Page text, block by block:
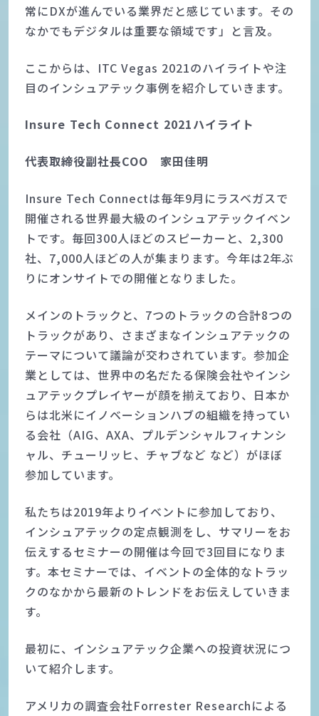
常にDXが進んでいる業界だと感じています。その
なかでもデジタルは重要な領域です」と言及。
ここからは、ITC Vegas 2021のハイライトや注
目のインシュアテック事例を紹介していきます。
Insure Tech Connect 2021ハイライト
代表取締役副社長COO 家田佳明
Insure Tech Connectは毎年9月にラスベガスで
開催される世界最大級のインシュアテックイベン
トです。毎回300人ほどのスピーカーと、2,300
社、7,000人ほどの人が集まります。今年は2年ぶ
りにオンサイトでの開催となりました。
メインのトラックと、7つのトラックの合計8つの
トラックがあり、さまざまなインシュアテックの
テーマについて議論が交わされています。参加企
業としては、世界中の名だたる保険会社やインシ
ュアテックプレイヤーが顔を揃えており、日本か
らは北米にイノベーションハブの組織を持ってい
る会社（AIG、AXA、プルデンシャルフィナンシ
ャル、チューリッヒ、チャブなど など）がほぼ
参加しています。
私たちは2019年よりイベントに参加しており、
インシュアテックの定点観測をし、サマリーをお
伝えするセミナーの開催は今回で3回目になりま
す。本セミナーでは、イベントの全体的なトラッ
クのなかから最新のトレンドをお伝えしていきま
す。
最初に、インシュアテック企業への投資状況につ
いて紹介します。
アメリカの調査会社Forrester Researchによる